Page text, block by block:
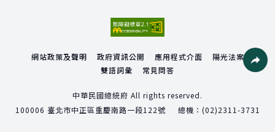
網站政策及聲明 政府資訊公開 應用程式介面
陽光法案
雙語詞彙
常見問答
中華民國總統府 All rights reserved.
100006 臺北市中正區重慶南路一段122號 總機： (02)2311-3731